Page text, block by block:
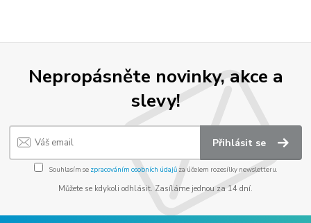
Nepropásněte novinky, akce a
slevy!
Přihlásit se
Souhlasím se zpracováním osobních údajůza účelem rozesílky newsletteru.
Můžete se kdykoli odhlásit. Zasíláme jednou za 14 dní.